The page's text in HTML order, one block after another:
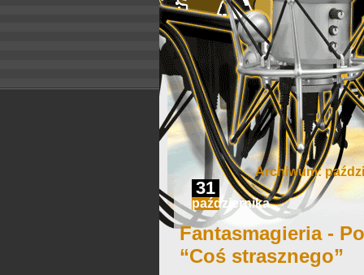
Archiwum:
31
października
Fantasmagieria -
“Coś strasznego”